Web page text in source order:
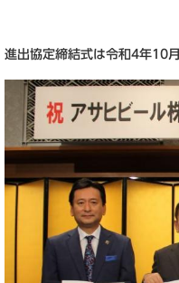
進出協定締結式は令和4年10